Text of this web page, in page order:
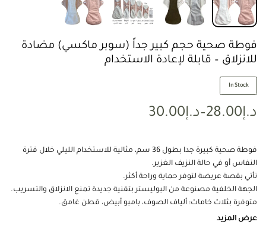
فوطة صحية حجم كبير جداً (سوبر ماكسي) مضادة
للانزلاق – قابلة لإعادة الاستخدام
In Stock
د.إ28.00
–د.إ30.00
فوطة صحية كبيرة جدا بطول 36 سم، مثالية للاستخدام الليلي خلال فترة
النفاس أو في حالة النزيف الغزير.
تأتي بقصة عريضة لتوفر حماية وراحة أكثر.
الجهة الخلفية مصنوعة من البوليستر بتقنية جديدة تمنع الانزلاق والتسريب.
متوفرة بثلاث خامات: ألياف الصوف، بامبو أبيض، قطن غامق.
تباع كل قطعة بشكل منفرد وبدون حقيبة.
عرض المزيد